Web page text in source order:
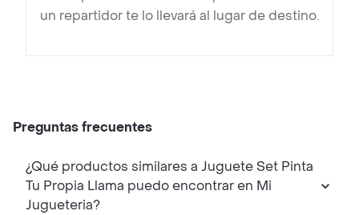
un repartidor te lo llevará al lugar de destino.
Preguntas frecuentes
¿Qué productos similares a Juguete Set Pinta
Tu Propia Llama puedo encontrar en Mi
Jugueteria?